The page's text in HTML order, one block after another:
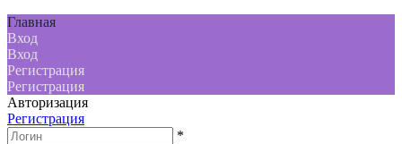
Главная
Вход
Вход
Регистрация
Регистрация
Авторизация
Регистрация
*